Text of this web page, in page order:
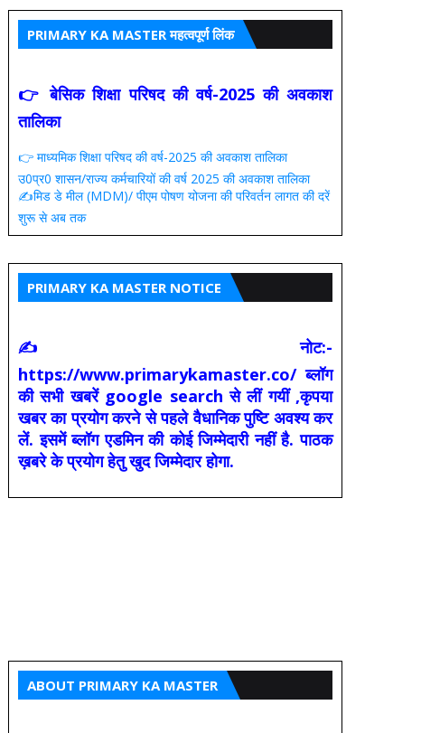
PRIMARY KA MASTER महत्वपूर्ण लिंक
👉 बेसिक शिक्षा परिषद की वर्ष-2025 की अवकाश
तालिका
👉 माध्यमिक शिक्षा परिषद की वर्ष-2025 की अवकाश तालिका
उ0प्र0 शासन/राज्य कर्मचारियों की वर्ष 2025 की अवकाश तालिका
✍️मिड डे मील (MDM)/ पीएम पोषण योजना की परिवर्तन लागत की दरें
शुरू से अब तक
PRIMARY KA MASTER NOTICE
✍ नोट:-
https://www.primarykamaster.co/ ब्लॉग
की सभी खबरें google search से लीं गयीं ,कृपया
खबर का प्रयोग करने से पहले वैधानिक पुष्टि अवश्य कर
लें. इसमें ब्लॉग एडमिन की कोई जिम्मेदारी नहीं है. पाठक
ख़बरे के प्रयोग हेतु खुद जिम्मेदार होगा.
ABOUT PRIMARY KA MASTER